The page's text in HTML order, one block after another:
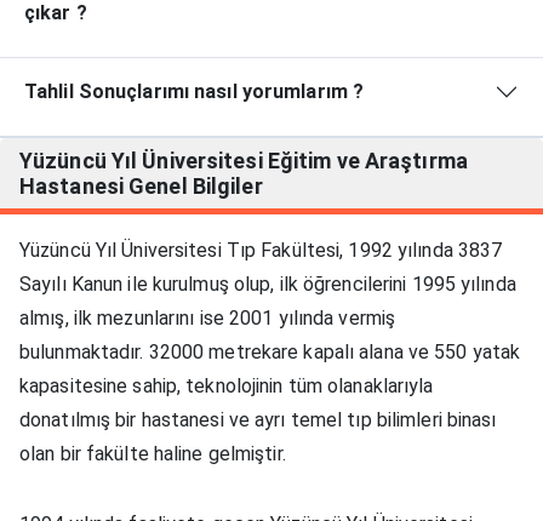
çıkar ?
Tahlil Sonuçlarımı nasıl yorumlarım ?
Yüzüncü Yıl Üniversitesi Eğitim ve Araştırma
Hastanesi Genel Bilgiler
Yüzüncü Yıl Üniversitesi Tıp Fakültesi, 1992 yılında 3837
Sayılı Kanun ile kurulmuş olup, ilk öğrencilerini 1995 yılında
almış, ilk mezunlarını ise 2001 yılında vermiş
bulunmaktadır. 32000 metrekare kapalı alana ve 550 yatak
kapasitesine sahip, teknolojinin tüm olanaklarıyla
donatılmış bir hastanesi ve ayrı temel tıp bilimleri binası
olan bir fakülte haline gelmiştir.